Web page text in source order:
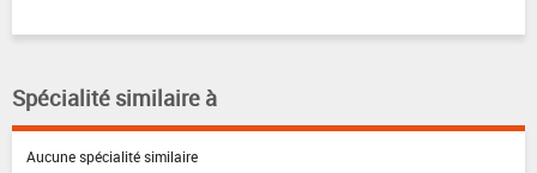
Spécialité similaire à
Aucune spécialité similaire